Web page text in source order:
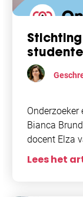
Bianca
docent Elza
kregen zij
Lees het